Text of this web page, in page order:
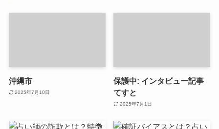
沖縄市
2025年7月10日
保護中: インタビュー記事
てすと
2025年7月1日